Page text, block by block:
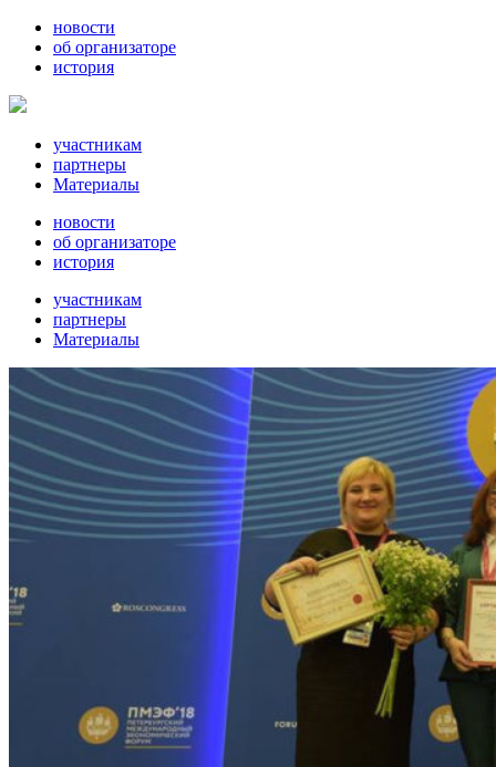
новости
об организаторе
история
участникам
партнеры
Материалы
новости
об организаторе
история
участникам
партнеры
Материалы